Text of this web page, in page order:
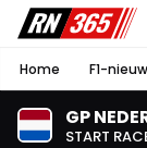
Home F1-
GP
START